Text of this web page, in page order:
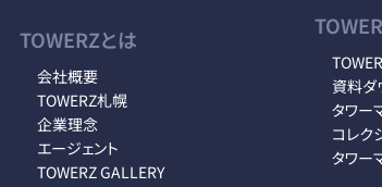
TOWERZとは
会社概要
TOWERZ札幌
企業理念
エージェント
TOWERZ GALLERY
資料ダ
タワー
コレク
タワー